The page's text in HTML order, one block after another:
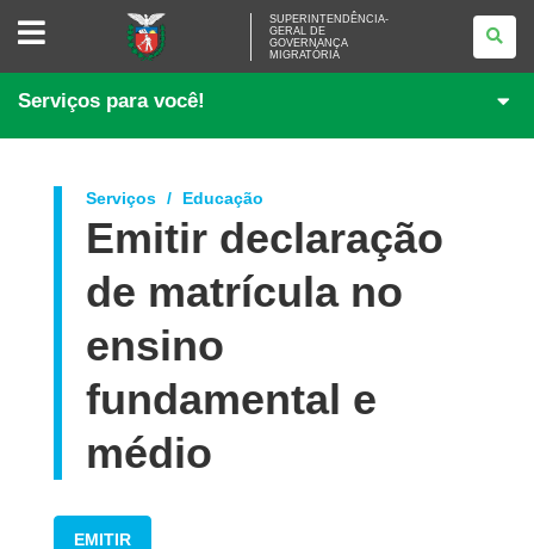
SUPERINTENDÊNCIA-
GOVERNANÇA
SUPERINTENDÊNCIA-
GERAL DE
GOVERNANÇA
MIGRATÓRIA
Serviços para você!
Serviços Educação
Emitir declaração
de matrícula no
ensino
fundamental e
médio
EMITIR